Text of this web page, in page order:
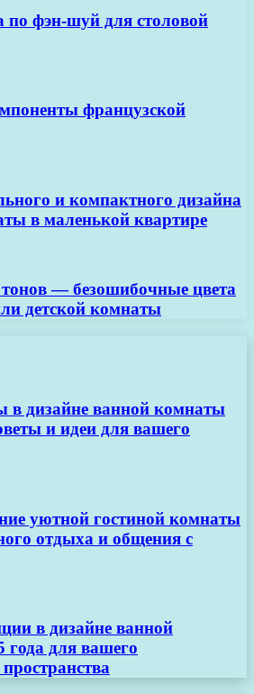
по фэн-шуй для столовой
французской
и компактного дизайна
в маленькой квартире
— безошибочные цвета
детской комнаты
в дизайне ванной комнаты
и идеи для вашего
уютной гостиной комнаты
отдыха и общения с
в дизайне ванной
года для вашего